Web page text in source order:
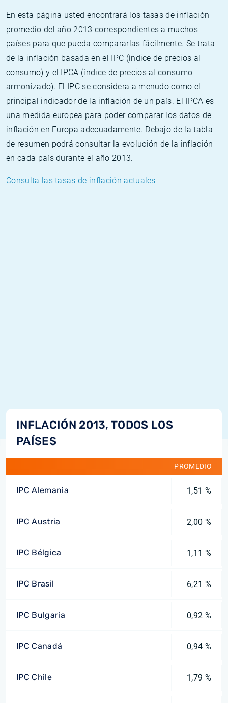
En esta página usted encontrará los tasas de inflación
promedio del año 2013 correspondientes a muchos
países para que pueda compararlas fácilmente. Se trata
de la inflación basada en el IPC (índice de precios al
consumo) y el IPCA (índice de precios al consumo
armonizado). El IPC se considera a menudo como el
principal indicador de la inflación de un país. El IPCA es
una medida europea para poder comparar los datos de
inflación en Europa adecuadamente. Debajo de la tabla
de resumen podrá consultar la evolución de la inflación
en cada país durante el año 2013.
Consulta las tasas de inflación actuales
INFLACIÓN 2013, TODOS LOS
PAÍSES
PROMEDIO
IPC Alemania 1,51 %
IPC Austria 2,00 %
IPC Bélgica 1,11 %
IPC Brasil 6,21 %
IPC Bulgaria 0,92 %
IPC Canadá 0,94 %
IPC Chile 1,79 %